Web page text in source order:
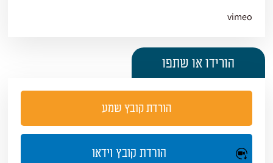
vimeo
הורידו או שתפו
הורדת קובץ שמע
הורדת קובץ וידאו